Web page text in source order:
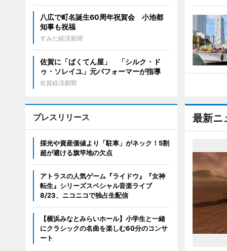
最新ニ
八広で町名誕生60周年祝賀会 小池都
知事も祝福
すみだ経済新聞
佐賀に「ばくてん屋」 「シルク・ド
ゥ・ソレイユ」元パフォーマーが指導
佐賀経済新聞
プレスリリース
採光や資産価値より「駐車」がネック！5割
超が避ける旗竿地の欠点
アトラスの人気ゲーム『ライドウ』『女神
転生』シリーズスペシャル音楽ライブ
8/23、ニコニコで独占生配信
【横浜みなとみらいホール】小学生と一緒
にクラシックの名曲を楽しむ60分のコンサ
ート